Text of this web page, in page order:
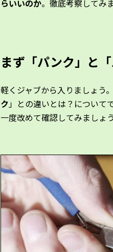
らいいのか。徹底考察してみ
まず「パンク」と
軽くジャブから入りましょう
ク」との違いとは？について
一度改めて確認してみましょう